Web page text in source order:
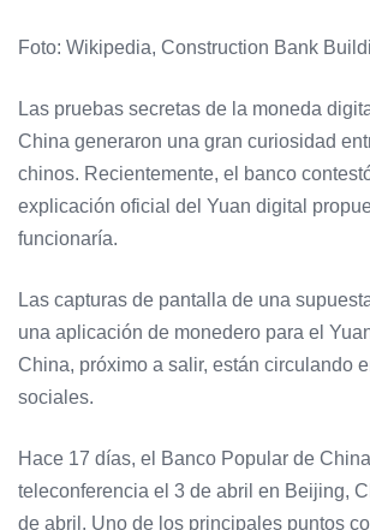
Foto: Wikipedia, Construction Bank
Las pruebas secretas de la moneda
China generaron una gran curiosidad
chinos. Recientemente, el banco
explicación oficial del Yuan digital
funcionaría.
Las capturas de pantalla de una
una aplicación de monedero para el
China, próximo a salir, están circulando
sociales.
Hace 17 días, el Banco Popular de
teleconferencia el 3 de abril en Beijing,
de abril. Uno de los principales puntos